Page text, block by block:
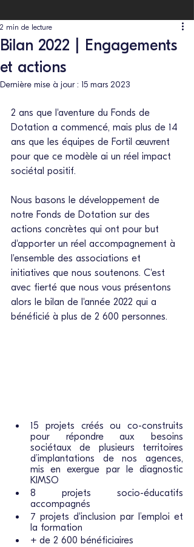
Bilan 2022 | Engagements
et actions
2 min de lecture
Dernière mise à jour : 15 mars 2023
2 ans que l'aventure du Fonds de
Dotation a commencé, mais plus de 14
ans que les équipes de Fortil œuvrent
pour que ce modèle ai un réel impact
sociétal positif.
Nous basons le développement de
notre Fonds de Dotation sur des
actions concrètes qui ont pour but
d'apporter un réel accompagnement à
l'ensemble des associations et
initiatives que nous soutenons. C'est
avec fierté que nous vous présentons
alors le bilan de l'année 2022 qui a
bénéficié à plus de 2 600 personnes.
15 projets créés ou co-construits
pour répondre aux besoins
sociétaux de plusieurs territoires
d’implantations de nos agences,
mis en exergue par le diagnostic
KIMSO
8 projets socio-éducatifs
accompagnés
7 projets d'inclusion par l’emploi et
la formation
+ de 2 600 bénéficiaires